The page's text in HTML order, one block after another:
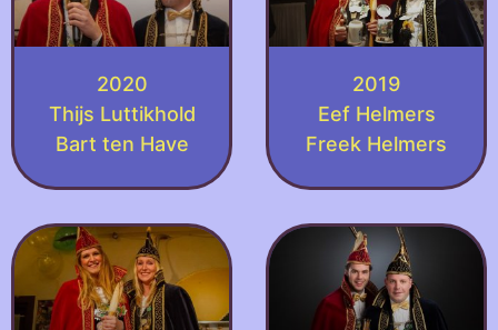
2020
Thijs Luttikhold
Bart ten Have
2019
Eef Helmers
Freek Helmers